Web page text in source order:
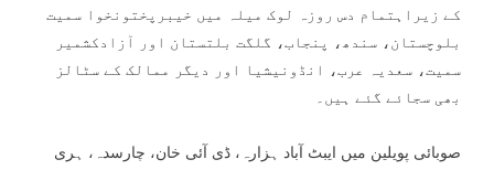
کے زیراہتمام دس روزہ لوک میلہ میں خیبرپختونخوا سمیت
بلوچستان، سندھ، پنجاب، گلگت بلتستان اور آزادکشمیر
سمیت، سعدیہ عرب، انڈونیشیا اور دیگر ممالک کے سٹالز
بھی سجائے گئے ہیں۔
صوبائی پویلین میں ایبٹ آباد ہزارہ، ڈی آئی خان، چارسدہ، ہری